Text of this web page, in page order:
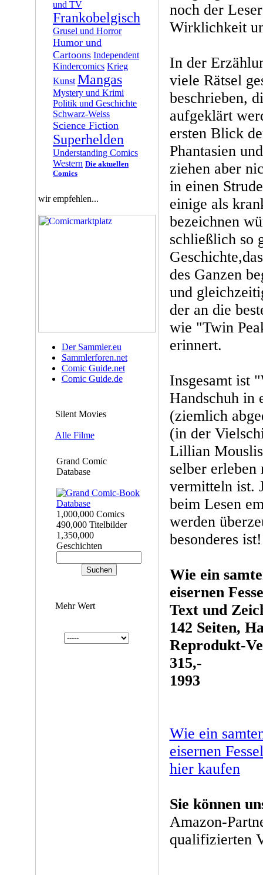
und TV
Frankobelgisch
Grusel und Horror
Humor und
Cartoons Independent
Kindercomics Krieg
Kunst Mangas
Mystery und Krimi
Politik und Geschichte
Schwarz-Weiss
Science Fiction
Superhelden
Understanding Comics
Western Die aktuellen
Comics
wir empfehlen...
Der Sammler.eu
Sammlerforen.net
Comic Guide.net
Comic Guide.de
Silent Movies
Alle Filme
Grand Comic
Database
1,000,000 Comics
490,000 Titelbilder
1,350,000
Geschichten
Mehr Wert
noch der
Wirklichkeit
In der
viele Rätsel
beschrieben,
aufgeklärt
ersten Blick
Phantasien
ziehen aber
in einen
einige als
bezeichnen
schließlich so
des Ganzen
und
der an die
wie "Twin
erinnert.
Insgesamt ist
Handschuh in
(ziemlich
(in der
Lillian
selber erleben
vermitteln ist.
beim Lesen
werden
besonderes
Wie ein
eisernen
Text und
142 Seiten,
Reprodukt-
315,-
1993
Wie ein
eisernen
hier kaufen
Sie können
Amazon-
qualifizierten